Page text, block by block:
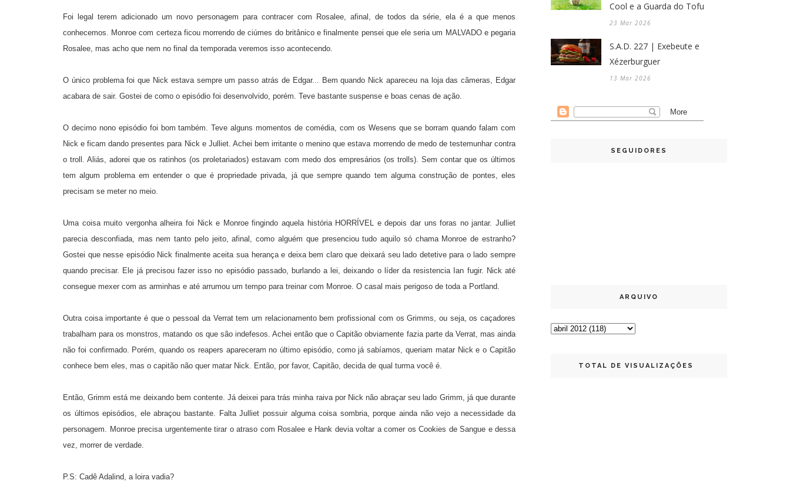
Foi legal terem adicionado um novo personagem para contracer com Rosalee, afinal, de todos da série, ela é a que menos
conhecemos. Monroe com certeza ficou morrendo de ciúmes do britânico e finalmente pensei que ele seria um MALVADO e pegaria
Rosalee, mas acho que nem no final da temporada veremos isso acontecendo.
O único problema foi que Nick estava sempre um passo atrás de Edgar... Bem quando Nick apareceu na loja das câmeras, Edgar
acabara de sair. Gostei de como o episódio foi desenvolvido, porém. Teve bastante suspense e boas cenas de ação.
O decimo nono episódio foi bom também. Teve alguns momentos de comédia, com os Wesens que se borram quando falam com
Nick e ficam dando presentes para Nick e Julliet. Achei bem irritante o menino que estava morrendo de medo de testemunhar contra
o troll. Aliás, adorei que os ratinhos (os proletariados) estavam com medo dos empresários (os trolls). Sem contar que os últimos
tem algum problema em entender o que é propriedade privada, já que sempre quando tem alguma construção de pontes, eles
precisam se meter no meio.
Uma coisa muito vergonha alheira foi Nick e Monroe fingindo aquela história HORRÍVEL e depois dar uns foras no jantar. Julliet
parecia desconfiada, mas nem tanto pelo jeito, afinal, como alguém que presenciou tudo aquilo só chama Monroe de estranho?
Gostei que nesse episódio Nick finalmente aceita sua herança e deixa bem claro que deixará seu lado detetive para o lado sempre
quando precisar. Ele já precisou fazer isso no episódio passado, burlando a lei, deixando o líder da resistencia Ian fugir. Nick até
consegue mexer com as arminhas e até arrumou um tempo para treinar com Monroe. O casal mais perigoso de toda a Portland.
Outra coisa importante é que o pessoal da Verrat tem um relacionamento bem profissional com os Grimms, ou seja, os caçadores
trabalham para os monstros, matando os que são indefesos. Achei então que o Capitão obviamente fazia parte da Verrat, mas ainda
não foi confirmado. Porém, quando os reapers apareceram no último episódio, como já sabíamos, queriam matar Nick e o Capitão
conhece bem eles, mas o capitão não quer matar Nick. Então, por favor, Capitão, decida de qual turma você é.
Então, Grimm está me deixando bem contente. Já deixei para trás minha raiva por Nick não abraçar seu lado Grimm, já que durante
os últimos episódios, ele abraçou bastante. Falta Julliet possuir alguma coisa sombria, porque ainda não vejo a necessidade da
personagem. Monroe precisa urgentemente tirar o atraso com Rosalee e Hank devia voltar a comer os Cookies de Sangue e dessa
vez, morrer de verdade.
P.S: Cadê Adalind, a loira vadia?
Cool e a Guarda do Tofu
23 Mar 2026
S.A.D. 227 | Exebeute e
Xézerburguer
13 Mar 2026
SEGUIDORES
ARQUIVO
TOTAL DE VISUALIZAÇÕES